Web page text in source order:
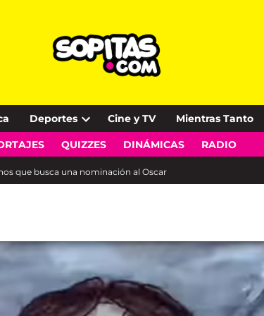
Deportes
Open
dropdown
Cine y TV Mientras Tanto
QUIZZES DINÁMICAS RADIO
que busca una nominación al Oscar